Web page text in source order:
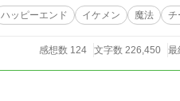
ハッピーエンド イケメン 魔法 チ
感想数 124 文字数 226,450 最